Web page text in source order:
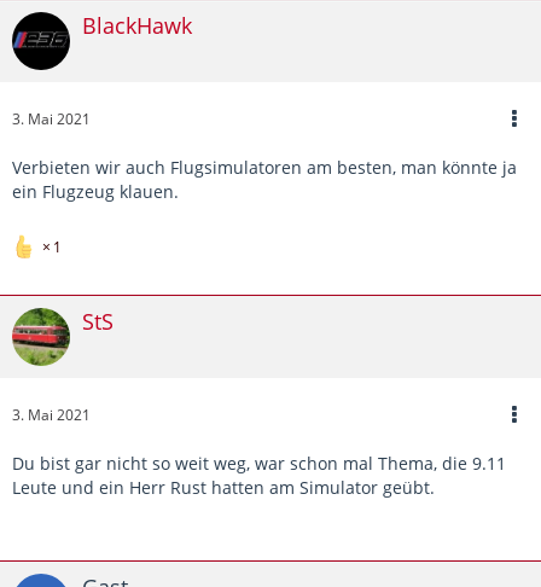
BlackHawk
3. Mai 2021
Verbieten wir auch Flugsimulatoren am besten, man könnte ja
ein Flugzeug klauen.
1
StS
3. Mai 2021
Du bist gar nicht so weit weg, war schon mal Thema, die 9.11
Leute und ein Herr Rust hatten am Simulator geübt.